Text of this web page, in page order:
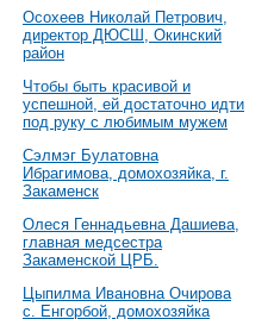
Осохеев Николай Петрович,
директор ДЮСШ, Окинский
район
Чтобы быть красивой и
успешной, ей достаточно идти
под руку с любимым мужем
Сэлмэг Булатовна
Ибрагимова, домохозяйка, г.
Закаменск
Олеся Геннадьевна Дашиева,
главная медсестра
Закаменской ЦРБ.
Цыпилма Ивановна Очирова
с. Енгорбой, домохозяйка